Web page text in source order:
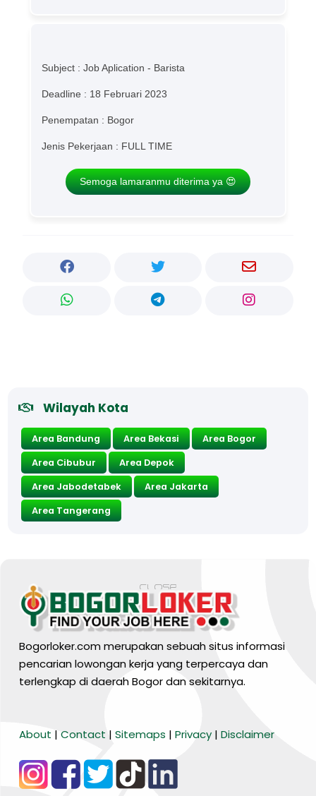
Subject : Job Aplication - Barista
Deadline : 18 Februari 2023
Penempatan : Bogor
Jenis Pekerjaan : FULL TIME
Semoga lamaranmu diterima ya 😍
Wilayah Kota
Area Bandung Area Bekasi
Area Bogor
Area Cibubur
Area Depok
Area Jabodetabek
Area Jakarta
Area Tangerang
Bogorloker.com merupakan sebuah situs informasi
pencarian lowongan kerja yang terpercaya dan
terlengkap di daerah Bogor dan sekitarnya.
About | Contact | Sitemaps | Privacy | Disclaimer